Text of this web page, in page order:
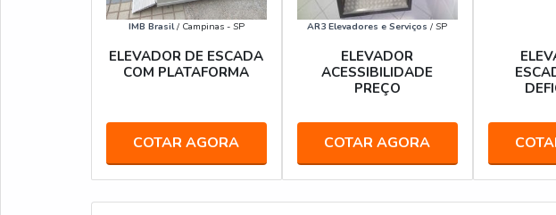
IMB Brasil/ Campinas - SP
ELEVADOR DE ESCADA
COM PLATAFORMA
COTAR AGORA
AR3 Elevadores e Serviços / SP
ELEVADOR
ACESSIBILIDADE
PREÇO
COTAR AGORA